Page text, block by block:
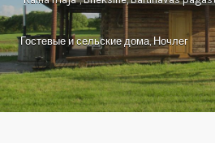
Гостевые и сельские дома, Ночлег